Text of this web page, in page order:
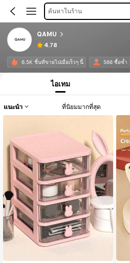
ค้นหาในร้าน
QAMU
4.78
6.5K ชิ้นที่ขายไปเมื่อเร็วๆ นี้ 566 ซื้อซ้ำ
ไอเทม
แนะนำ ที่นิยมมากที่สุด